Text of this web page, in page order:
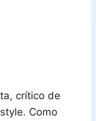
crítico de
Como